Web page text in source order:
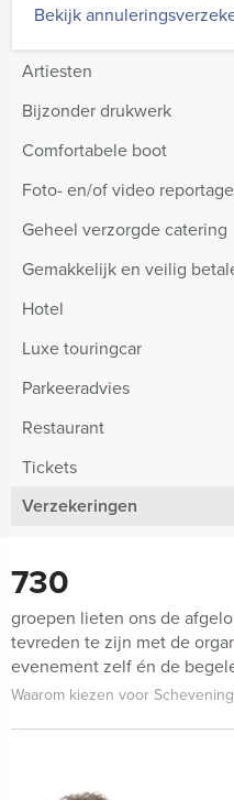
Bekijk
Artiesten
Bijzonder drukwerk
Comfortabele boot
Foto- en/of video reportage
Geheel verzorgde catering
Gemakkelijk en veilig
Hotel
Luxe touringcar
Parkeeradvies
Restaurant
Tickets
Verzekeringen
730
groepen lieten ons de
tevreden te zijn met de
evenement zelf én de
Waarom kiezen voor